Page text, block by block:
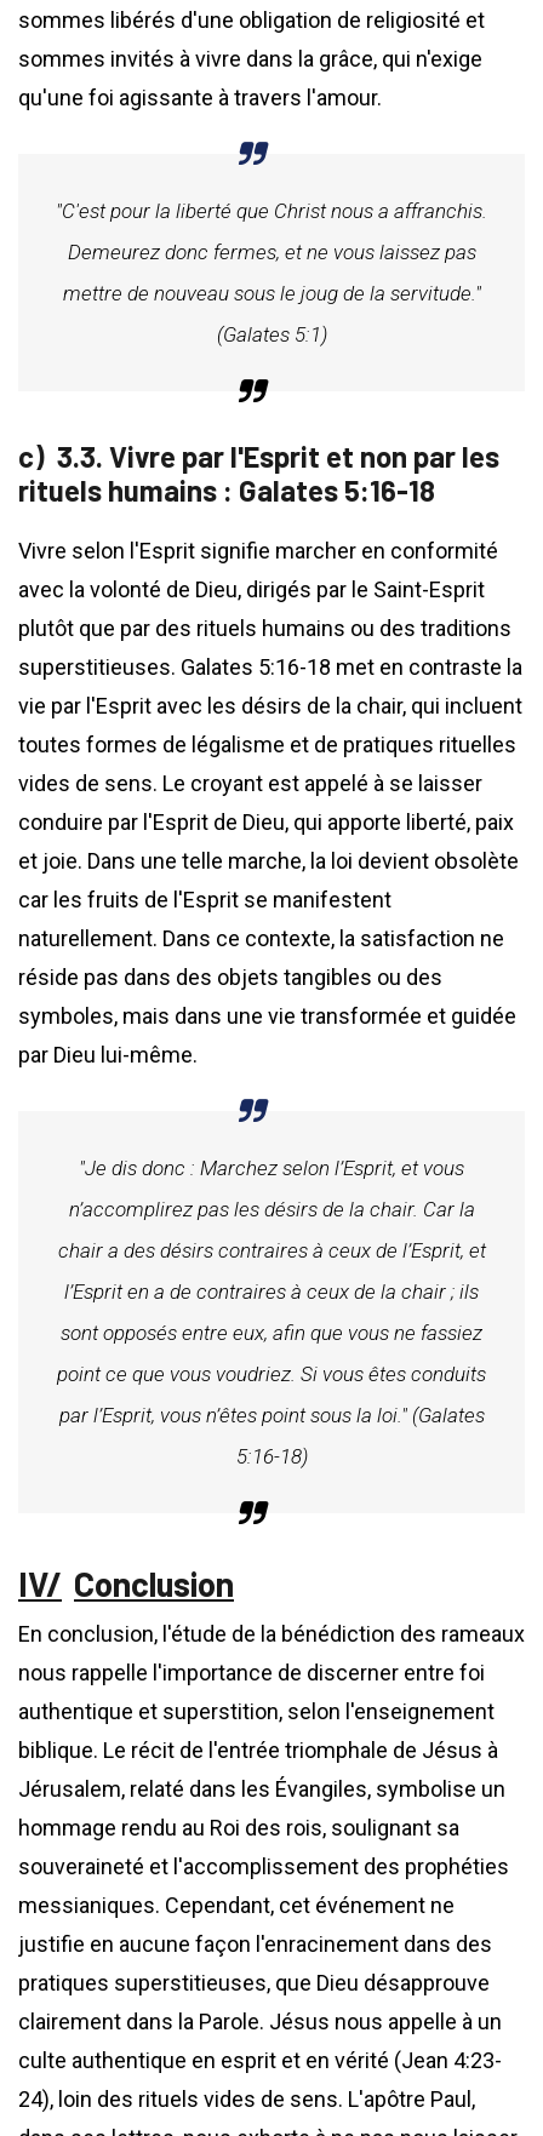
sommes libérés d'une obligation de religiosité et
sommes invités à vivre dans la grâce, qui n'exige
qu'une foi agissante à travers l'amour.
"C'est pour la liberté que Christ nous a affranchis.
Demeurez donc fermes, et ne vous laissez pas
mettre de nouveau sous le joug de la servitude."
(Galates 5:1)
3.3. Vivre par l'Esprit et non par les
rituels humains : Galates 5:16-18
Vivre selon l'Esprit signifie marcher en conformité
avec la volonté de Dieu, dirigés par le Saint-Esprit
plutôt que par des rituels humains ou des traditions
superstitieuses. Galates 5:16-18 met en contraste la
vie par l'Esprit avec les désirs de la chair, qui incluent
toutes formes de légalisme et de pratiques rituelles
vides de sens. Le croyant est appelé à se laisser
conduire par l'Esprit de Dieu, qui apporte liberté, paix
et joie. Dans une telle marche, la loi devient obsolète
car les fruits de l'Esprit se manifestent
naturellement. Dans ce contexte, la satisfaction ne
réside pas dans des objets tangibles ou des
symboles, mais dans une vie transformée et guidée
par Dieu lui-même.
"Je dis donc : Marchez selon l’Esprit, et vous
n’accomplirez pas les désirs de la chair. Car la
chair a des désirs contraires à ceux de l’Esprit, et
l’Esprit en a de contraires à ceux de la chair ; ils
sont opposés entre eux, afin que vous ne fassiez
point ce que vous voudriez. Si vous êtes conduits
par l’Esprit, vous n’êtes point sous la loi." (Galates
5:16-18)
Conclusion
En conclusion, l'étude de la bénédiction des rameaux
nous rappelle l'importance de discerner entre foi
authentique et superstition, selon l'enseignement
biblique. Le récit de l'entrée triomphale de Jésus à
Jérusalem, relaté dans les Évangiles, symbolise un
hommage rendu au Roi des rois, soulignant sa
souveraineté et l'accomplissement des prophéties
messianiques. Cependant, cet événement ne
justifie en aucune façon l'enracinement dans des
pratiques superstitieuses, que Dieu désapprouve
clairement dans la Parole. Jésus nous appelle à un
culte authentique en esprit et en vérité (Jean 4:23-
24), loin des rituels vides de sens. L'apôtre Paul,